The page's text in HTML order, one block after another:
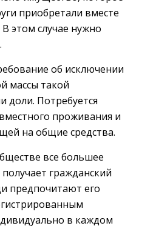
приобретали вместе
этом случае нужно
об исключении
массы такой
доли. Потребуется
проживания и
на общие средства.
все большее
гражданский
предпочитают его
в каждом